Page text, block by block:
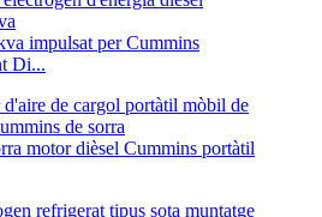
impulsat per Cummins
Di...
motor dièsel Cummins portàtil